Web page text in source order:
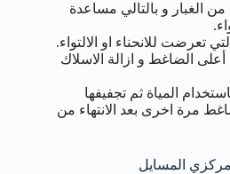
الغبار و بالتالي مساعدة
تعرضت للانحناء او الالتواء.
الضاغط و ازالة الاسلاك
المياة ثم تجفيفها
مرة اخرى بعد الانتهاء من
المسايل